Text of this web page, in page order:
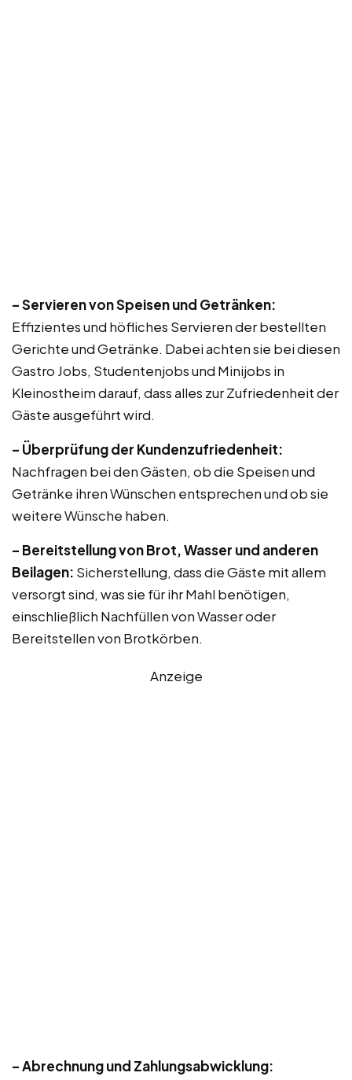
– Servieren von Speisen und Getränken:
Effizientes und höfliches Servieren der bestellten
Gerichte und Getränke. Dabei achten sie bei diesen
Gastro Jobs, Studentenjobs und Minijobs in
Kleinostheim darauf, dass alles zur Zufriedenheit der
Gäste ausgeführt wird.
– Überprüfung der Kundenzufriedenheit:
Nachfragen bei den Gästen, ob die Speisen und
Getränke ihren Wünschen entsprechen und ob sie
weitere Wünsche haben.
– Bereitstellung von Brot, Wasser und anderen
Beilagen: Sicherstellung, dass die Gäste mit allem
versorgt sind, was sie für ihr Mahl benötigen,
einschließlich Nachfüllen von Wasser oder
Bereitstellen von Brotkörben.
Anzeige
– Abrechnung und Zahlungsabwicklung: